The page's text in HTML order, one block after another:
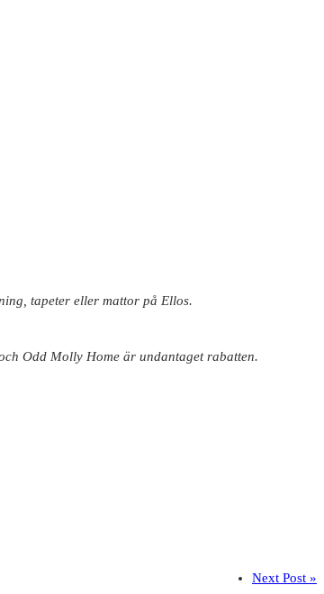
tapeter eller mattor på Ellos.
Odd Molly Home är undantaget rabatten.
Next Post »